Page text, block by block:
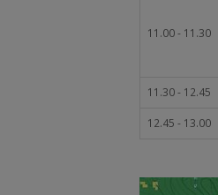
11.00 - 11.30
11.30 - 12.45
12.45 - 13.00
Imatge